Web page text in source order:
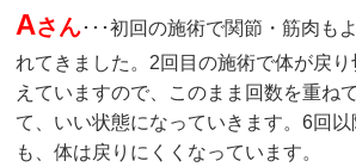
Aさん･･･初回の施術で関節・筋肉も
れてきました。2回目の施術で体が戻
えていますので、このまま回数を重ね
て、いい状態になっていきます。6回
も、体は戻りにくくなっています。